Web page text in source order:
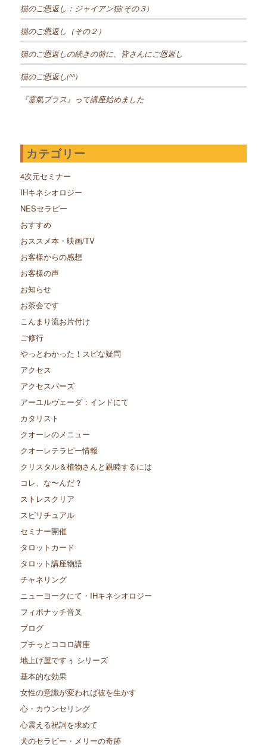
猫のご恩返し：ジャイアン猫(その３)
猫のご恩返し（その２）
猫のご恩返しの続きの前に、皆さんにご恩返し
猫のご恩返し(^^)
『霊氣プラス』って講座始めました
カテゴリー
4次元セミナー
IHキネシオロジー
NESセラピー
おすすめ
おススメ本・映画/TV
お客様からの感想
お客様の声
お知らせ
お茶会です
こんまり流お片付け
ご修行
やっとわかった！スピな疑問
アクセス
アクセスバーズ
アーユルヴェーダ：インドにて
カタリスト
クオーレのメニュー
クオーレテラピー情報
クリスタル＆植物さんと親睦するには
コレ、な〜んだ？
ストレスクリア
スピリチュアル
セミナー開催
タロットカード
タロット講座物語
チャネリング
ニューヨークにて・IHキネシオロジー
フィボナッチ音叉
ブログ
プチっとココロ講座
地上げ屋ですぅ シリーズ
基本的な効果
女性の意識が変われば彼を生かす
心・カウンセリング
心震える祝詞を求めて
犬のセラピー・メリーの奇跡